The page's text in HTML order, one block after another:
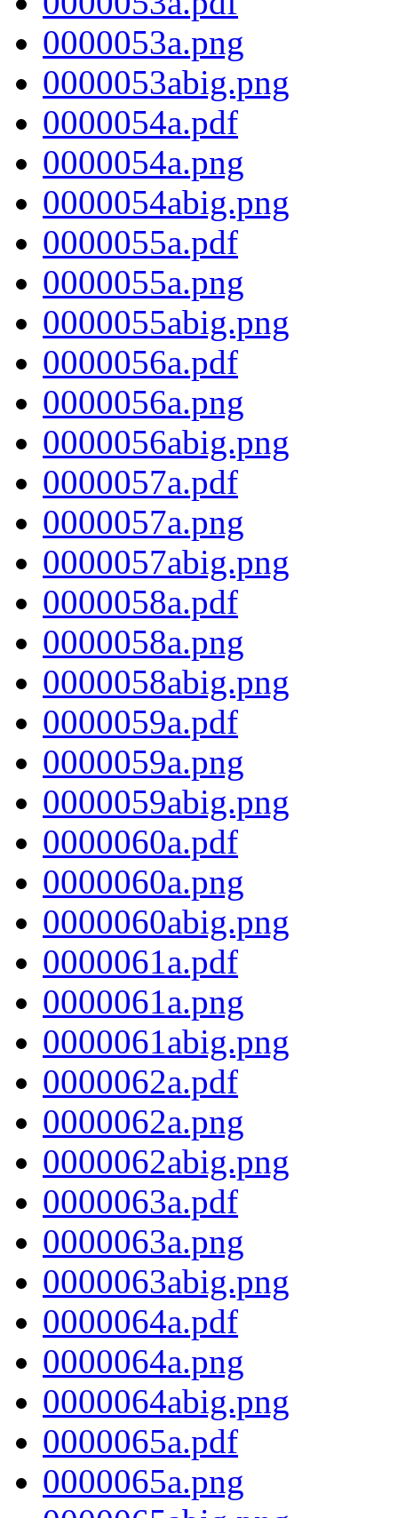
0000053a.png
0000053abig.png
0000054a.pdf
0000054a.png
0000054abig.png
0000055a.pdf
0000055a.png
0000055abig.png
0000056a.pdf
0000056a.png
0000056abig.png
0000057a.pdf
0000057a.png
0000057abig.png
0000058a.pdf
0000058a.png
0000058abig.png
0000059a.pdf
0000059a.png
0000059abig.png
0000060a.pdf
0000060a.png
0000060abig.png
0000061a.pdf
0000061a.png
0000061abig.png
0000062a.pdf
0000062a.png
0000062abig.png
0000063a.pdf
0000063a.png
0000063abig.png
0000064a.pdf
0000064a.png
0000064abig.png
0000065a.pdf
0000065a.png